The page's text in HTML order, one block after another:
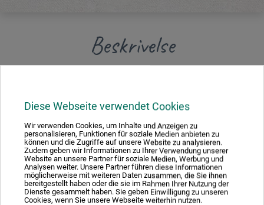
Diese Webseite verwendet Cookies
Wir verwenden Cookies, um Inhalte und Anzeigen zu
personalisieren, Funktionen für soziale Medien anbieten zu
können und die Zugriffe auf unsere Website zu analysieren.
Zudem geben wir Informationen zu Ihrer Verwendung unserer
Website an unsere Partner für soziale Medien, Werbung und
Analysen weiter. Unsere Partner führen diese Informationen
möglicherweise mit weiteren Daten zusammen, die Sie ihnen
bereitgestellt haben oder die sie im Rahmen Ihrer Nutzung der
Dienste gesammelt haben. Sie geben Einwilligung zu unseren
Cookies, wenn Sie unsere Webseite weiterhin nutzen.
Beskrivelse
Producent-kontakt
Her finder du producentens kontaktoplysninger for dette